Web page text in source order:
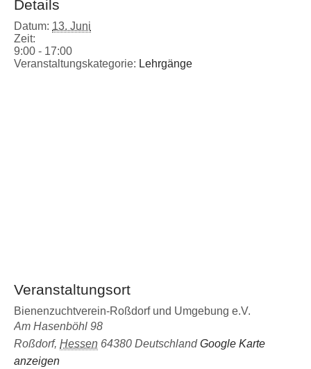
Details
Datum: 13. Juni
Zeit:
9:00 - 17:00
Veranstaltungskategorie: Lehrgänge
Veranstaltungsort
Bienenzuchtverein-Roßdorf und Umgebung e.V.
Am Hasenböhl 98
Roßdorf, Hessen 64380 Deutschland Google Karte
anzeigen